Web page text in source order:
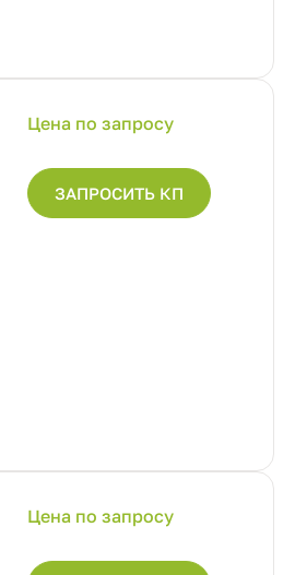
Цена по запросу
ЗАПРОСИТЬ КП
Цена по запросу